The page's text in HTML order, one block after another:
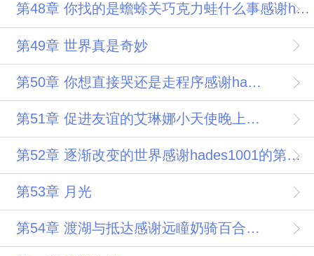
第48章 你找的是蟾蜍关巧克力蛙什么事感谢hades1001
第49章 世界真是奇妙
第50章 你想直接哭还是走程序感谢hades1001的又一个盟主
第51章 促进友谊的艾琳娜小天使晚上还有
第52章 逐渐改变的世界感谢hades1001的第三个盟主
第53章 月光
第54章 渡湖与抵达感谢远瞳奶骑百合的祝福